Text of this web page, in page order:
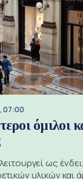
07:00
όμιλοι
ως
υλικών και